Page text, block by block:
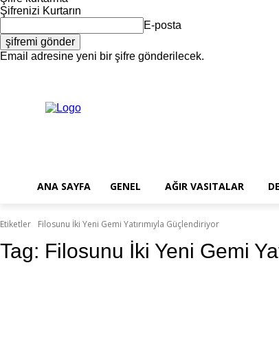
Şifrenizi Kurtarın
E-posta
Email adresine yeni bir şifre gönderilecek.
ANA SAYFA GENEL AĞIR VASITALAR
Etiketler Filosunu İki Yeni Gemi Yatırımıyla Güçlendiriyor
Tag: Filosunu İki Yeni Gemi